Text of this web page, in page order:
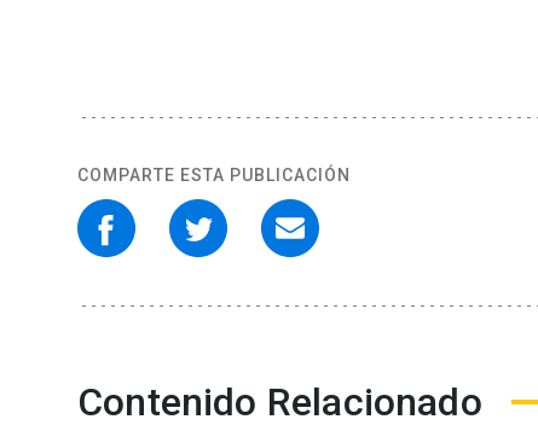
COMPARTE ESTA PUBLICACIÓN
Contenido Relacionado